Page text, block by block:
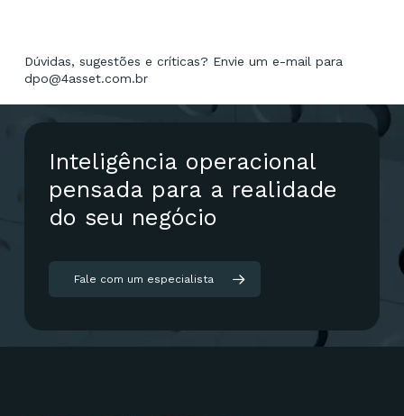
Dúvidas, sugestões e críticas? Envie um e-mail para
dpo@4asset.com.br
Inteligência operacional
pensada para a realidade
do seu negócio
Fale com um especialista